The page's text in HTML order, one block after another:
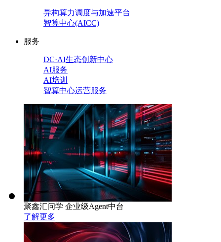
异构算力调度与加速平台
智算中心(AICC)
服务
DC·AI生态创新中心
AI服务
AI培训
智算中心运营服务
聚鑫汇问学 企业级Agent中台
了解更多